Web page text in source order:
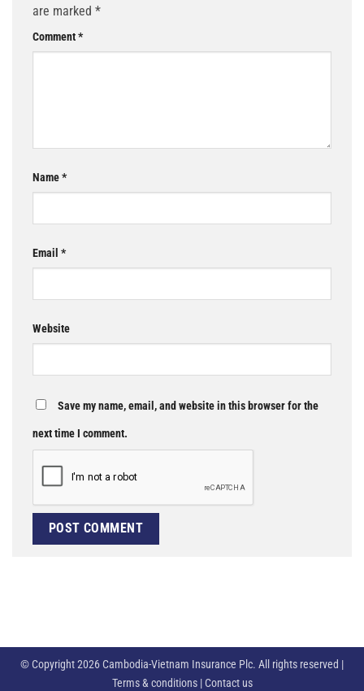
are marked *
Comment*
Name*
Email *
Website
Save my name, email, and website in this browser for the
next time I comment.
© Copyright 2026 Cambodia-Vietnam Insurance Plc. All rights reserved |
Terms & conditions | Contact us